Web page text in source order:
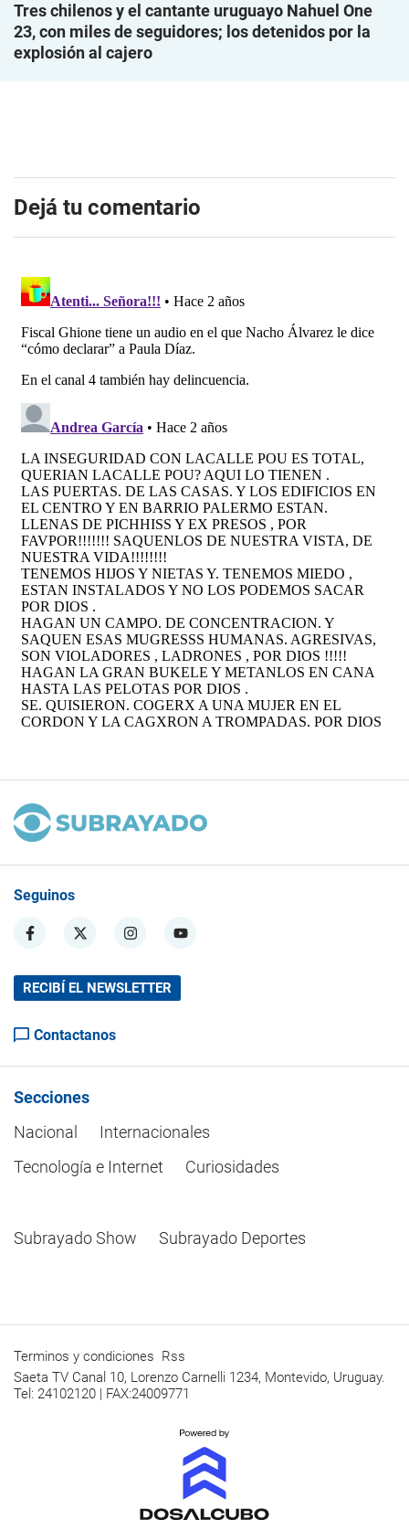
Tres chilenos y el cantante uruguayo Nahuel One
23, con miles de seguidores; los detenidos por la
explosión al cajero
Dejá tu comentario
Seguinos
RECIBÍ EL NEWSLETTER
Contactanos
Secciones
Nacional
Internacionales
Tecnología e Internet
Curiosidades
Subrayado Show Subrayado Deportes
Terminos y condiciones Rss
Saeta TV Canal 10, Lorenzo Carnelli 1234, Montevido, Uruguay.
Tel: 24102120 | FAX:24009771